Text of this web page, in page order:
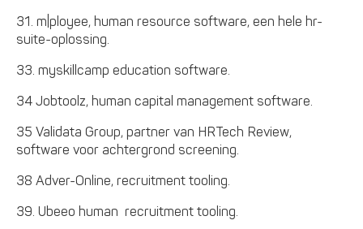
31. m|ployee, human resource software, een hele hr-
suite-oplossing.
33. myskillcamp education software.
34 Jobtoolz, human capital management software.
35 Validata Group, partner van HRTech Review,
software voor achtergrond screening.
38 Adver-Online, recruitment tooling.
39. Ubeeo human recruitment tooling.